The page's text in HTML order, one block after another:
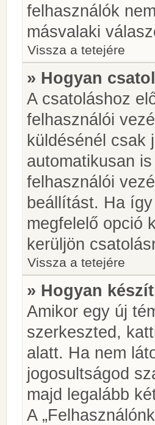
felhasználók
másvalaki
Vissza a tetejére
» Hogyan
A csatoláshoz
felhasználói
küldésénél csak
automatikusan
felhasználói
beállítást. Ha
megfelelő opció
kerüljön
Vissza a tetejére
» Hogyan
Amikor egy új
szerkeszted,
alatt. Ha nem
jogosultságod
majd legalább
A